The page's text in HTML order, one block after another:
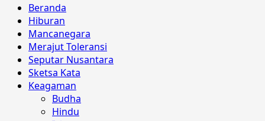
Beranda
Hiburan
Mancanegara
Merajut Toleransi
Seputar Nusantara
Sketsa Kata
Keagaman
Budha
Hindu